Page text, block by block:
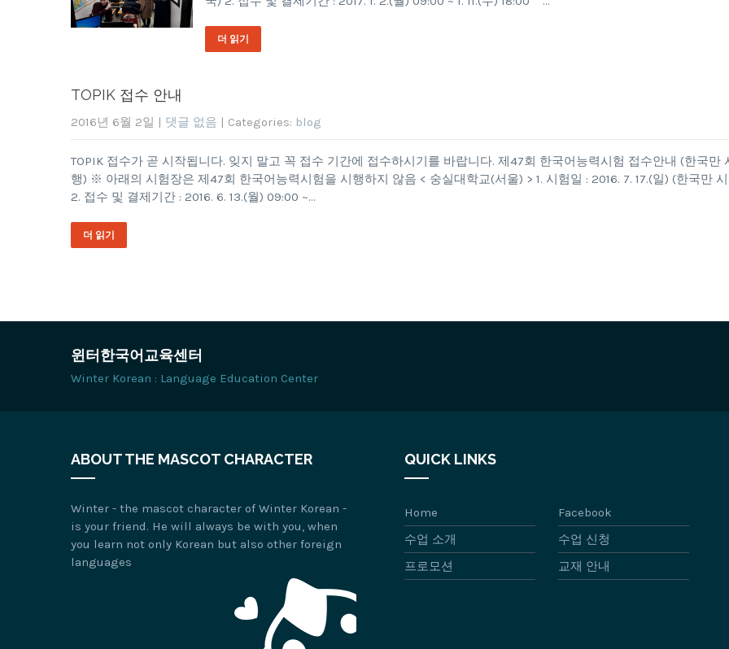
더 읽기
TOPIK 접수 안내
2016년 6월 2일 | 댓글 없음 | Categories: blog
TOPIK 접수가 곧 시작됩니다. 잊지 말고 꼭 접수 기간에 접수하시기를 바랍니다. 제47회 한국어능력시험 접수안내 (한국만
행) ※ 아래의 시험장은 제47회 한국어능력시험을 시행하지 않음 < 숭실대학교(서울) > 1. 시험일 : 2016. 7. 17.(일) (한국만
2. 접수 및 결제기간 : 2016. 6. 13.(월) 09:00 ~…
더 읽기
윈터한국어교육센터
Winter Korean : Language Education Center
ABOUT THE MASCOT CHARACTER
Winter - the mascot character of Winter Korean -
is your friend. He will always be with you, when
you learn not only Korean but also other foreign
languages
QUICK LINKS
Home
Facebook
수업 소개
수업 신청
프로모션
교재 안내